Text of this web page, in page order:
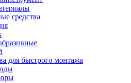
средства
для быстрого монтажа